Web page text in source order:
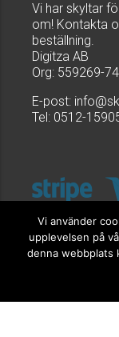
Vi har skyltar
om! Kontakta
beställning.
Digitza AB
Org: 559269-
E-post:
Tel: 0512-
Vi använder
upplevelsen på
denna webbplats